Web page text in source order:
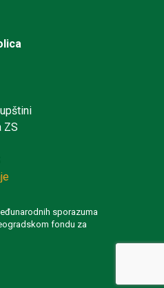
ZS
sporazuma
fondu za